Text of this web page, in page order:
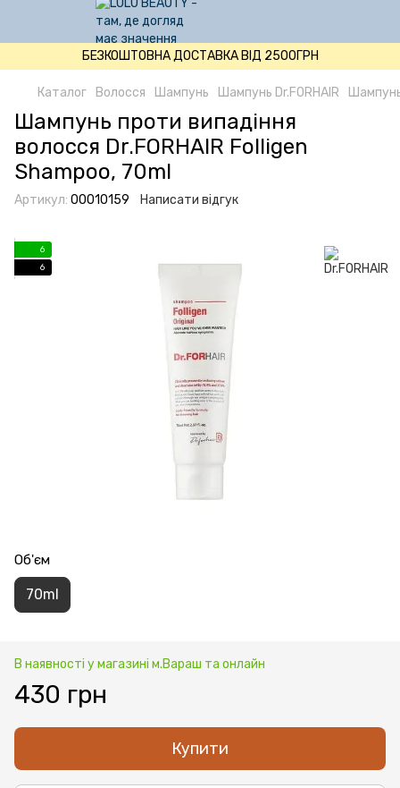
БЕЗКОШТОВНА ДОСТАВКА ВІД 2500ГРН
Каталог Волосся Шампунь Шампунь Dr.FORHAIR
Шампунь проти випадіння
волосся Dr.FORHAIR Folligen
Shampoo, 70ml
Артикул: 00010159 Написати відгук
6
6
Об'єм
70ml
В наявності у магазині м.Вараш та онлайн
430 грн
Купити